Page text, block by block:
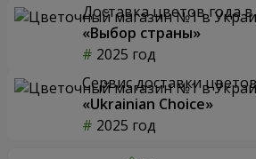
Доставка цветов года
«Выбор страны»
2025 год
Сервис доставки цветов
«Ukrainian Choice»
2025 год